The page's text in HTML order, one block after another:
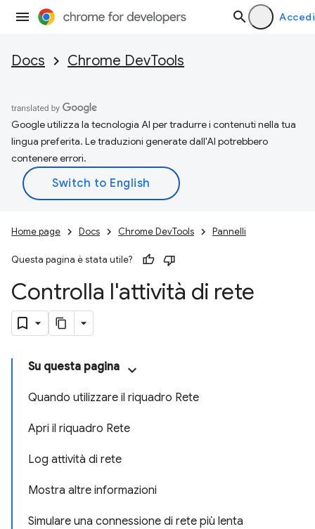
Accedi
Docs Chrome DevTools
Google utilizza la tecnologia AI per tradurre i contenuti nella tua
lingua preferita. Le traduzioni generate dall'AI potrebbero
contenere errori.
Home page Docs Chrome DevTools Pannelli
Questa pagina è stata utile?
Controlla l'attività di rete
Su questa pagina
Quando utilizzare il riquadro Rete
Apri il riquadro Rete
Log attività di rete
Mostra altre informazioni
Simulare una connessione di rete più lenta